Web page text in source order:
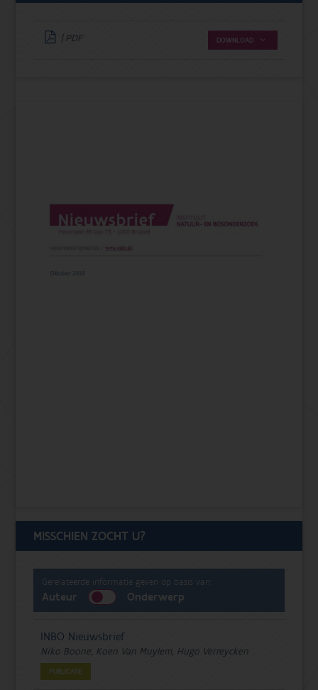
| PDF DOWNLOAD
MISSCHIEN ZOCHT U?
Gerelateerde informatie geven op basis van:
Auteur Onderwerp
INBO Nieuwsbrief
Niko Boone, Koen Van Muylem, Hugo Verreycken
PUBLICATIE